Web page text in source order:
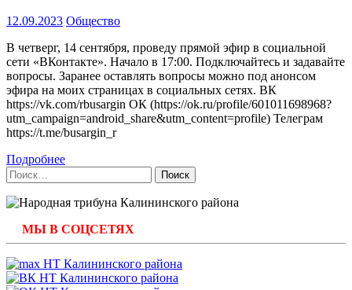
12.09.2023 Общество
В четверг, 14 сентября, проведу прямой эфир в социальной
сети «ВКонтакте». Начало в 17:00. Подключайтесь и задавайте
вопросы. Заранее оставлять вопросы можно под анонсом
эфира на моих страницах в социальных сетях. ВК
https://vk.com/rbusargin ОК (https://ok.ru/profile/601011698968?
utm_campaign=android_share&utm_content=profile) Телеграм
https://t.me/busargin_r
Подробнее
Найти:
МЫ В СОЦСЕТЯХ